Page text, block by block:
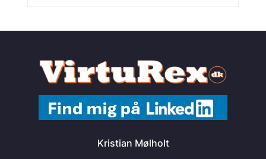
Kristian Mølholt